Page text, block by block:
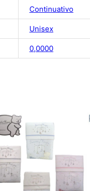
Continuativo
Unisex
0,0000